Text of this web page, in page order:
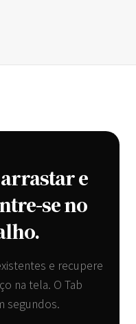
e
se no
e recupere
na tela. O Tab
segundos.